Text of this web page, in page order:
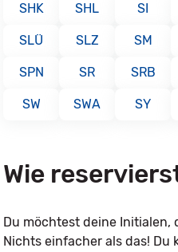
SHK SHL SI
SLÜ SLZ SM
SPN SR SRB
SW SWA SY
Wie
Du möchtest deine Initialen,
Nichts einfacher als das!